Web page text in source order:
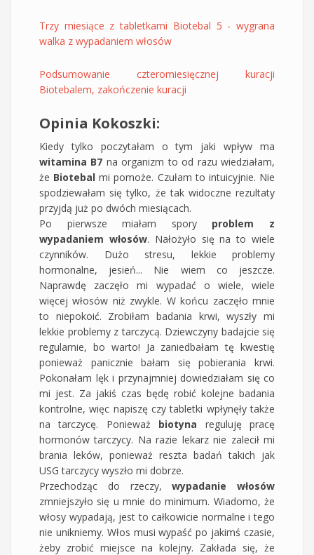
Trzy miesiące z tabletkami Biotebal 5 - wygrana
walka z wypadaniem włosów
Podsumowanie czteromiesięcznej kuracji
Biotebalem, zakończenie kuracji
Opinia Kokoszki:
Kiedy tylko poczytałam o tym jaki wpływ ma
witamina B7 na organizm to od razu wiedziałam,
że Biotebal mi pomoże. Czułam to intuicyjnie. Nie
spodziewałam się tylko, że tak widoczne rezultaty
przyjdą już po dwóch miesiącach.
Po pierwsze miałam spory problem z
wypadaniem włosów. Nałożyło się na to wiele
czynników. Dużo stresu, lekkie problemy
hormonalne, jesień... Nie wiem co jeszcze.
Naprawdę zaczęło mi wypadać o wiele, wiele
więcej włosów niż zwykle. W końcu zaczęło mnie
to niepokoić. Zrobiłam badania krwi, wyszły mi
lekkie problemy z tarczycą. Dziewczyny badajcie się
regularnie, bo warto! Ja zaniedbałam tę kwestię
ponieważ panicznie bałam się pobierania krwi.
Pokonałam lęk i przynajmniej dowiedziałam się co
mi jest. Za jakiś czas będę robić kolejne badania
kontrolne, więc napiszę czy tabletki wpłynęły także
na tarczycę. Ponieważ biotyna reguluję pracę
hormonów tarczycy. Na razie lekarz nie zalecił mi
brania leków, ponieważ reszta badań takich jak
USG tarczycy wyszło mi dobrze.
Przechodząc do rzeczy,wypadanie włosów
zmniejszyło się u mnie do minimum. Wiadomo, że
włosy wypadają, jest to całkowicie normalne i tego
nie unikniemy. Włos musi wypaść po jakimś czasie,
żeby zrobić miejsce na kolejny. Zakłada się, że